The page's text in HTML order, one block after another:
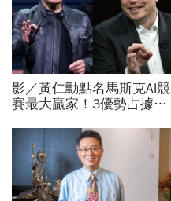
影／黃仁勳點名馬斯克AI競
賽最大贏家！3優勢占據重
晶片，AMD蘇姿丰回應了